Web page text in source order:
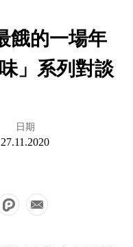
餓的一場年
」系列對談
日期
27.11.2020